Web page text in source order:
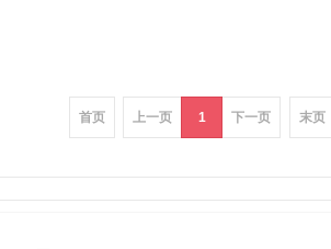
首页 上一页 1 下一页 末页